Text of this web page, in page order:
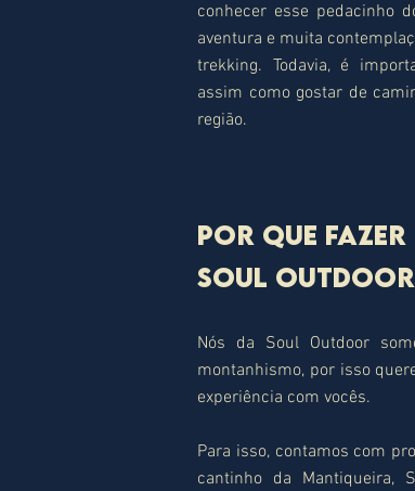
conhecer esse pedacinho
aventura e muita
trekking. Todavia, é
assim como gostar de
região.
Por que fazer
SOUL
​Nós da Soul Outdoor
montanhismo, por isso
experiência com vocês.
Para isso, contamos com
cantinho da Mantiqueira,